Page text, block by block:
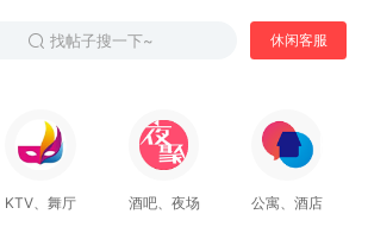
找帖子搜一下~ 休闲客服
KTV、舞厅 酒吧、夜场 公寓、酒店